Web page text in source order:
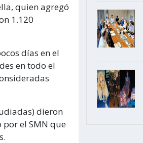
quien agregó
1.120
días en el
en todo el
dieron
el SMN que